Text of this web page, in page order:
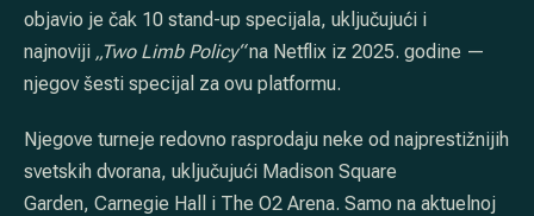
objavio je čak 10 stand-up specijala, uključujući i
najnoviji „Two Limb Policy“na Netflix iz 2025. godine —
njegov šesti specijal za ovu platformu.
Njegove turneje redovno rasprodaju neke od najprestižnijih
svetskih dvorana, uključujući Madison Square
Garden, Carnegie Hall i The O2 Arena. Samo na aktuelnoj